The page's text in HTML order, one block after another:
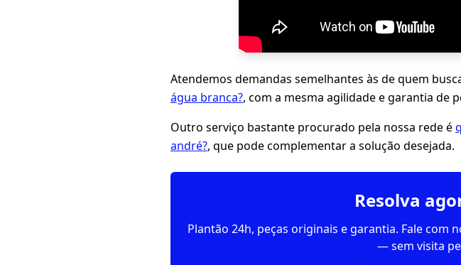
Atendemos demandas semelhantes às de quem
água branca?, com a mesma agilidade e garantia de
Outro serviço bastante procurado pela nossa rede é
andré?, que pode complementar a solução desejada.
Resolva
Plantão 24h, peças originais e garantia. Fale com
— sem visita